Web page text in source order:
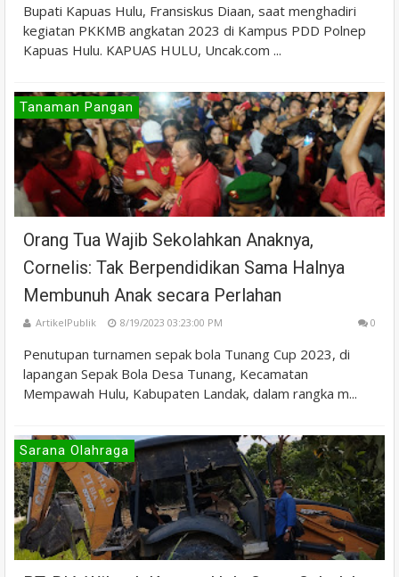
Bupati Kapuas Hulu, Fransiskus Diaan, saat menghadiri
kegiatan PKKMB angkatan 2023 di Kampus PDD Polnep
Kapuas Hulu. KAPUAS HULU, Uncak.com ...
Tanaman Pangan
Orang Tua Wajib Sekolahkan Anaknya,
Cornelis: Tak Berpendidikan Sama Halnya
Membunuh Anak secara Perlahan
ArtikelPublik 8/19/2023 03:23:00 PM 0
Penutupan turnamen sepak bola Tunang Cup 2023, di
lapangan Sepak Bola Desa Tunang, Kecamatan
Mempawah Hulu, Kabupaten Landak, dalam rangka m...
Sarana Olahraga